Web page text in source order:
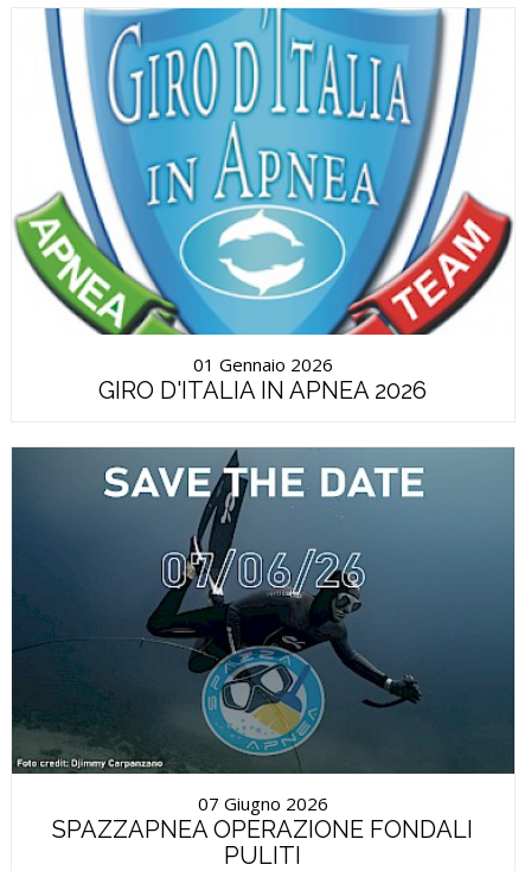
01 Gennaio 2026
GIRO D'ITALIA IN APNEA 2026
07 Giugno 2026
SPAZZAPNEA OPERAZIONE FONDALI
PULITI